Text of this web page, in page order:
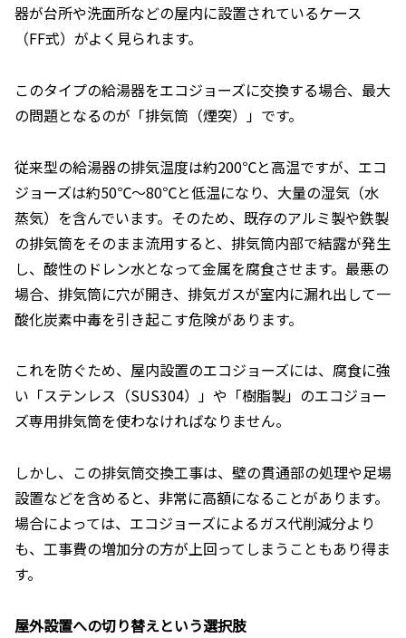
器が台所や洗面所などの屋内に設置されているケース
（FF式）がよく見られます。
このタイプの給湯器をエコジョーズに交換する場合、最大
の問題となるのが「排気筒（煙突）」です。
従来型の給湯器の排気温度は約200℃と高温ですが、エコ
ジョーズは約50℃〜80℃と低温になり、大量の湿気（水
蒸気）を含んでいます。そのため、既存のアルミ製や鉄製
の排気筒をそのまま流用すると、排気筒内部で結露が発生
し、酸性のドレン水となって金属を腐食させます。最悪の
場合、排気筒に穴が開き、排気ガスが室内に漏れ出して一
酸化炭素中毒を引き起こす危険があります。
これを防ぐため、屋内設置のエコジョーズには、腐食に強
い「ステンレス（SUS304）」や「樹脂製」のエコジョー
ズ専用排気筒を使わなければなりません。
しかし、この排気筒交換工事は、壁の貫通部の処理や足場
設置などを含めると、非常に高額になることがあります。
場合によっては、エコジョーズによるガス代削減分より
も、工事費の増加分の方が上回ってしまうこともあり得ま
す。
屋外設置への切り替えという選択肢